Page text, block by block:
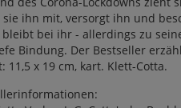
ihn mit, versorgt ihn und
bei ihr - allerdings zu
Bindung. Der Bestseller
11,5 x 19 cm, kart. Klett-Cotta.